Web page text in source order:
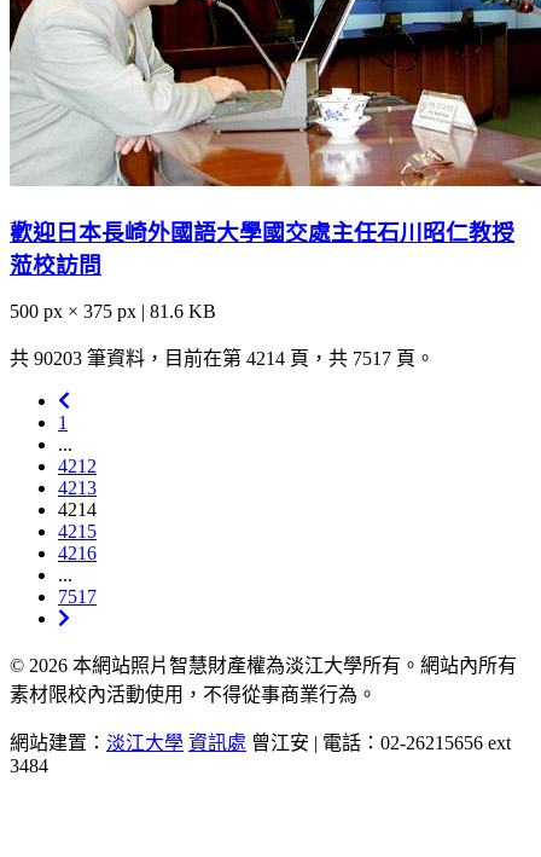
歡迎日本長崎外國語大學國交處主任石川昭仁教授
蒞校訪問
500 px × 375 px | 81.6 KB
共 90203 筆資料，目前在第 4214 頁，共 7517 頁。
1
...
4212
4213
4214
4215
4216
...
7517
© 2026 本網站照片智慧財產權為淡江大學所有。網站內所有
素材限校內活動使用，不得從事商業行為。
網站建置： 淡江大學 資訊處 曾江安 | 電話：02-26215656 ext
3484